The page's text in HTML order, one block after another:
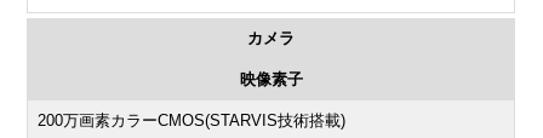
カメラ
映像素子
200万画素カラーCMOS(STARVIS技術搭載)